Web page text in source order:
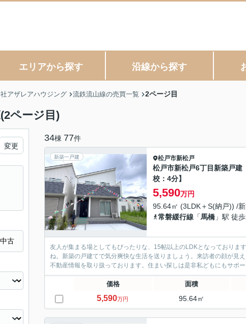
エリアから探す 沿線から探す
アザレアハウジング 流鉄流山線の売買一覧 2ページ目
ページ目)
34棟 77件
新築一戸建 松戸市新松戸
松戸市新松戸6丁目新築戸建
校：4分】
5,590万円
95.64㎡ (3LDK＋S(納戸)) /
常磐緩行線 「馬橋 」駅 徒
友人が集まる場としてもぴったりな、15帖以上のLDKとなっておりま
ね。新築の戸建てで気分爽快な生活を送りましょう。来訪者の顔が見
不動産情報を取り扱っております。住まい探しは是非私どもにもサポー
価格 面積
5,590万円 95.64㎡
変更
中古